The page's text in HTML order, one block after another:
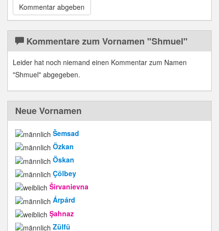
Kommentare zum Vornamen "Shmuel"
Leider hat noch niemand einen Kommentar zum Namen
"Shmuel" abgegeben.
Neue Vornamen
Šemsad
Özkan
Öskan
Çölbey
Širvanievna
Árpárd
Şahnaz
Zülfü